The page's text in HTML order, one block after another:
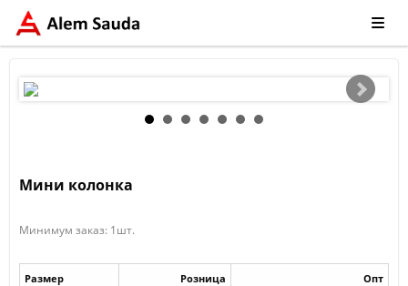
Мини колонка
Минимум заказ: 1шт.
Размер
Розница
Опт